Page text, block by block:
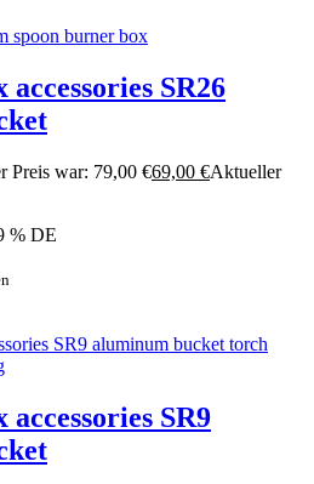
SR26
Preis war: 79,00 €69,00 €Aktueller
% DE
SR9